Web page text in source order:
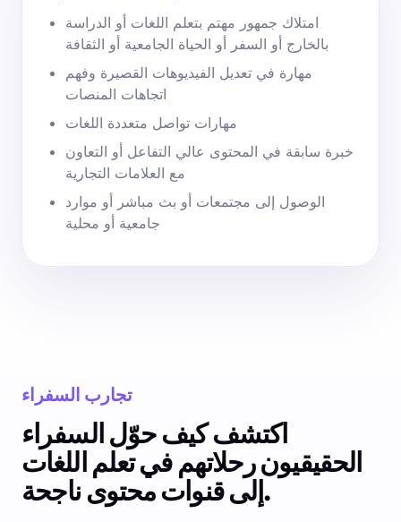
امتلاك جمهور مهتم بتعلم اللغات أو الدراسة
بالخارج أو السفر أو الحياة الجامعية أو الثقافة
مهارة في تعديل الفيديوهات القصيرة وفهم
اتجاهات المنصات
مهارات تواصل متعددة اللغات
خبرة سابقة في المحتوى عالي التفاعل أو التعاون
مع العلامات التجارية
الوصول إلى مجتمعات أو بث مباشر أو موارد
جامعية أو محلية
تجارب السفراء
اكتشف كيف حوّل السفراء
الحقيقيون رحلاتهم في تعلم اللغات
إلى قنوات محتوى ناجحة.